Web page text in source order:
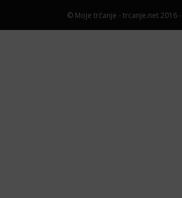
© Moje trčanje - trcanje.net 2016